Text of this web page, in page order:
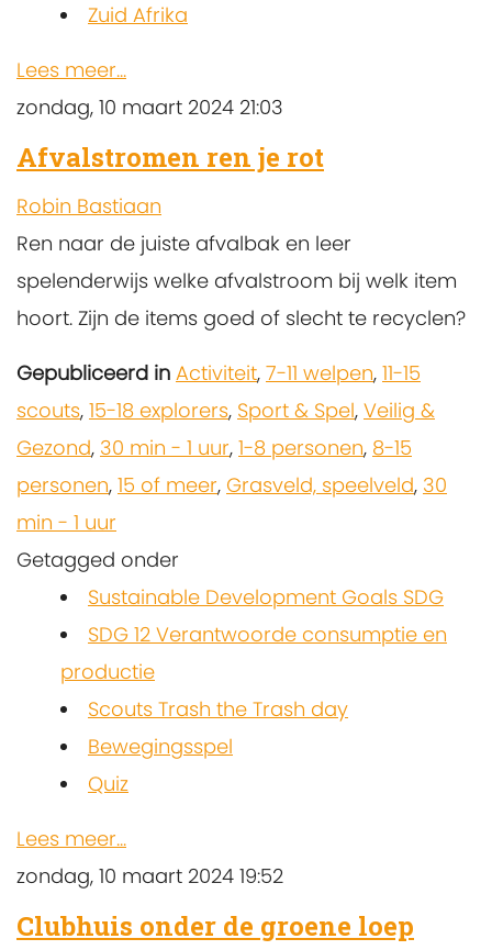
Zuid Afrika
Lees meer...
zondag, 10 maart 2024 21:03
Afvalstromen ren je rot
Robin Bastiaan
Ren naar de juiste afvalbak en leer
spelenderwijs welke afvalstroom bij welk item
hoort. Zijn de items goed of slecht te recyclen?
Gepubliceerd in Activiteit, 7-11 welpen, 11-15
scouts, 15-18 explorers, Sport & Spel, Veilig &
Gezond, 30 min - 1 uur, 1-8 personen, 8-15
personen, 15 of meer, Grasveld, speelveld, 30
min - 1 uur
Getagged onder
Sustainable Development Goals SDG
SDG 12 Verantwoorde consumptie en
productie
Scouts Trash the Trash day
Bewegingsspel
Quiz
Lees meer...
zondag, 10 maart 2024 19:52
Clubhuis onder de groene loep